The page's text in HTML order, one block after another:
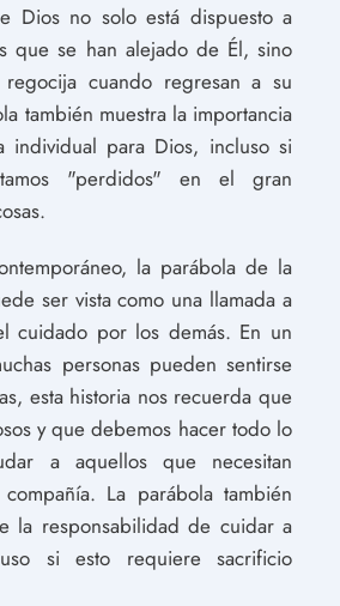
Dios no solo está dispuesto a
que se han alejado de Él, sino
cuando regresan a su
también muestra la importancia
individual para Dios, incluso si
"perdidos" en el gran
la parábola de la
ser vista como una llamada a
cuidado por los demás. En un
personas pueden sentirse
esta historia nos recuerda que
y que debemos hacer todo lo
a aquellos que necesitan
La parábola también
la responsabilidad de cuidar a
si esto requiere sacrificio